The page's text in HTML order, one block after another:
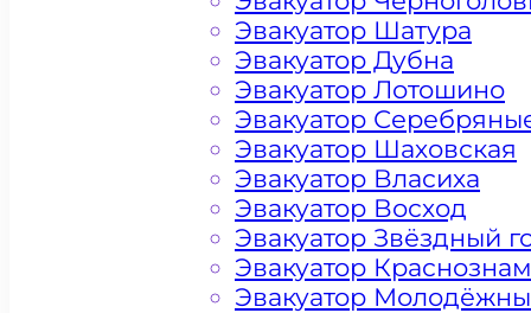
Эвакуатор Шатура
Эвакуатор Дубна
Эвакуатор Лотошино
Эвакуатор
Эвакуатор Шаховская
Эвакуатор Власиха
Эвакуатор Восход
Эвакуатор Звёздный
Эвакуатор
Эвакуатор